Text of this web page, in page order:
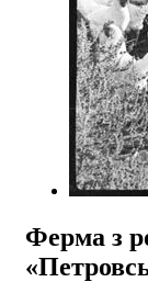
Ферма з